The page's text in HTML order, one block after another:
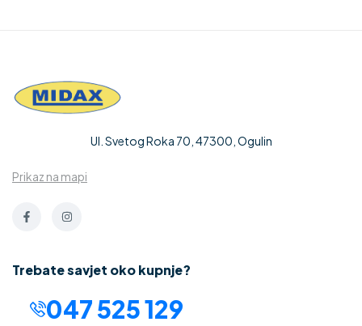
Ul. Svetog Roka 70, 47300, Ogulin
Prikaz na mapi
Trebate savjet oko kupnje?
047 525 129